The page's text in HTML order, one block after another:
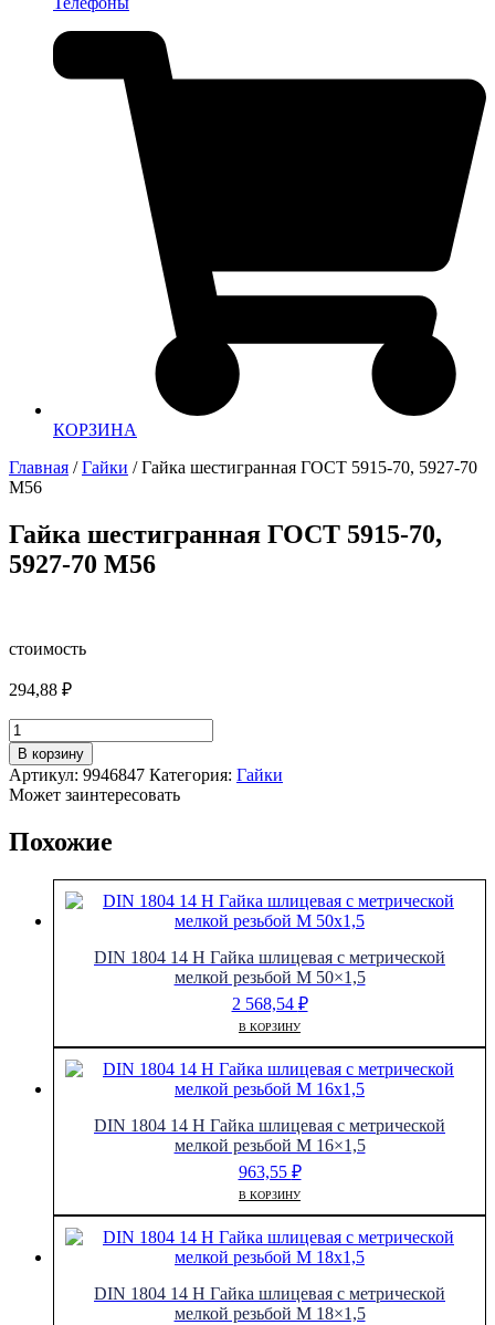
КОРЗИНА
Главная /Гайки / Гайка шестигранная ГОСТ 5915-70, 5927-70
M56
Гайка шестигранная ГОСТ 5915-70,
5927-70 M56
стоимость
294,88 ₽
Количество
товара
Гайка
шестигранная
ГОСТ
70,
В корзину
Артикул: 9946847 Категория: Гайки
Может заинтересовать
Похожие
DIN 1804 14 H Гайка шлицевая с метрической
мелкой резьбой M 50×1,5
2 568,54 ₽
В КОРЗИНУ
DIN 1804 14 H Гайка шлицевая с метрической
мелкой резьбой M 16×1,5
963,55 ₽
В КОРЗИНУ
DIN 1804 14 H Гайка шлицевая с метрической
мелкой резьбой M 18×1,5